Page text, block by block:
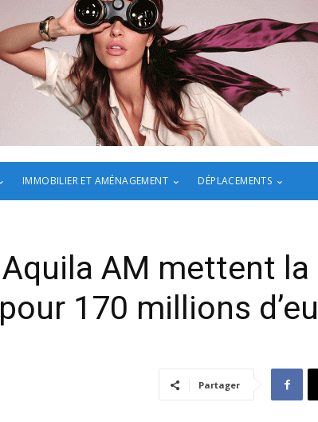
IMMOBILIER ET AMÉNAGEMENT DÉPLACEMENTS
AM mettent
170 millions
Partager